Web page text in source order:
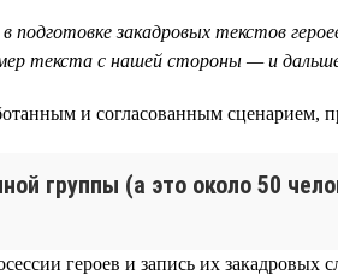
закадровых текстов
текста с нашей стороны — и
и согласованным сценарием,
группы (а это около 50
героев и запись их